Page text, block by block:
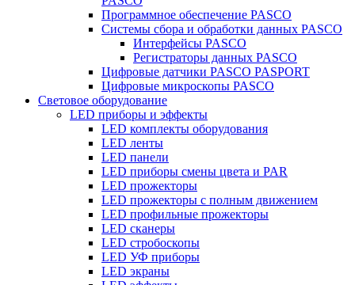
Программное обеспечение PASCO
Системы сбора и обработки данных PASCO
Интерфейсы PASCO
Регистраторы данных PASCO
Цифровые датчики PASCO PASPORT
Цифровые микроскопы PASCO
Световое оборудование
LED приборы и эффекты
LED комплекты оборудования
LED ленты
LED панели
LED приборы смены цвета и PAR
LED прожекторы
LED прожекторы с полным движением
LED профильные прожекторы
LED сканеры
LED стробоскопы
LED УФ приборы
LED экраны